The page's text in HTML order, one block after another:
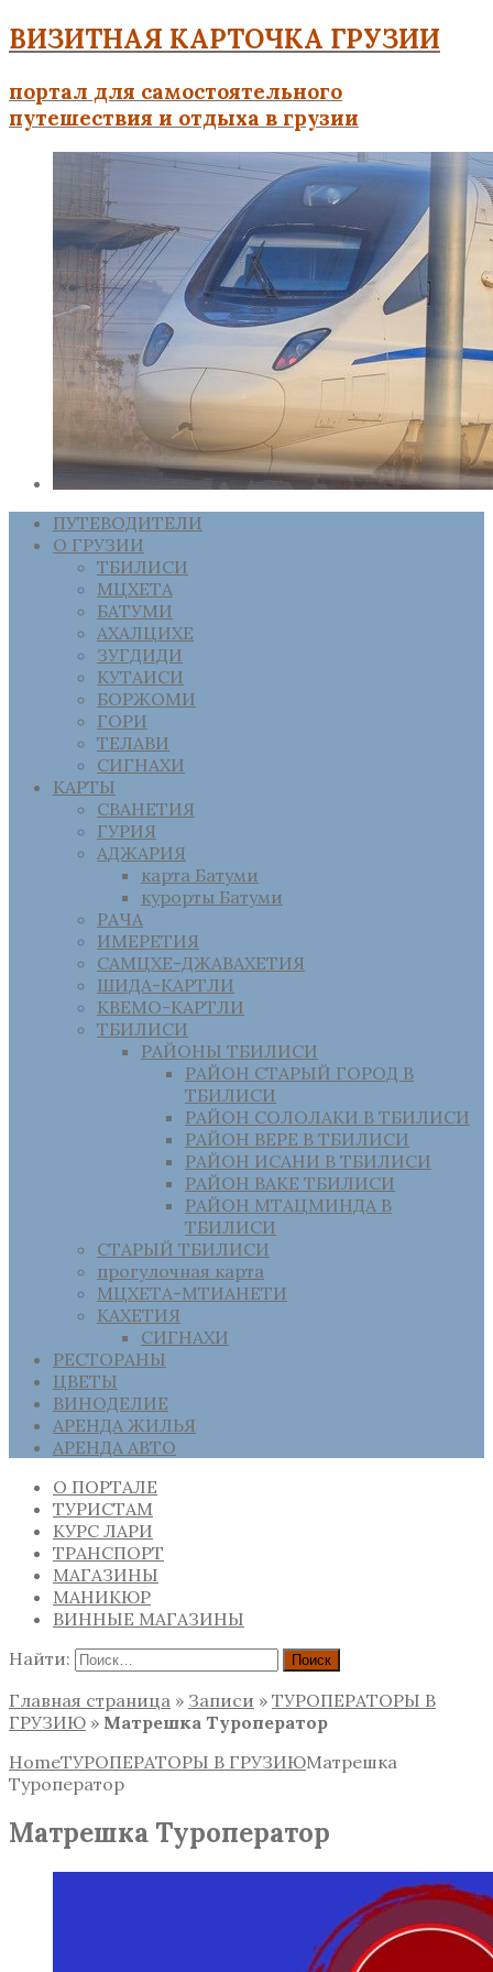
ВИЗИТНАЯ КАРТОЧКА ГРУЗИИ
портал для самостоятельного
путешествия и отдыха в грузии
ПУТЕВОДИТЕЛИ
О ГРУЗИИ
ТБИЛИСИ
МЦХЕТА
БАТУМИ
АХАЛЦИХЕ
ЗУГДИДИ
КУТАИСИ
БОРЖОМИ
ГОРИ
ТЕЛАВИ
СИГНАХИ
КАРТЫ
СВАНЕТИЯ
ГУРИЯ
АДЖАРИЯ
карта Батуми
курорты Батуми
РАЧА
ИМЕРЕТИЯ
САМЦХЕ-ДЖАВАХЕТИЯ
ШИДА-КАРТЛИ
КВЕМО-КАРТЛИ
ТБИЛИСИ
РАЙОНЫ ТБИЛИСИ
РАЙОН СТАРЫЙ ГОРОД В
ТБИЛИСИ
РАЙОН СОЛОЛАКИ В ТБИЛИСИ
РАЙОН ВЕРЕ В ТБИЛИСИ
РАЙОН ИСАНИ В ТБИЛИСИ
РАЙОН ВАКЕ ТБИЛИСИ
РАЙОН МТАЦМИНДА В
ТБИЛИСИ
СТАРЫЙ ТБИЛИСИ
прогулочная карта
МЦХЕТА-МТИАНЕТИ
КАХЕТИЯ
СИГНАХИ
РЕСТОРАНЫ
ЦВЕТЫ
ВИНОДЕЛИЕ
АРЕНДА ЖИЛЬЯ
АРЕНДА АВТО
О ПОРТАЛЕ
ТУРИСТАМ
КУРС ЛАРИ
ТРАНСПОРТ
МАГАЗИНЫ
МАНИКЮР
ВИННЫЕ МАГАЗИНЫ
Найти:
Главная страница » Записи » ТУРОПЕРАТОРЫ В
ГРУЗИЮ » Матрешка Туроператор
HomeТУРОПЕРАТОРЫ В ГРУЗИЮМатрешка
Туроператор
Матрешка Туроператор